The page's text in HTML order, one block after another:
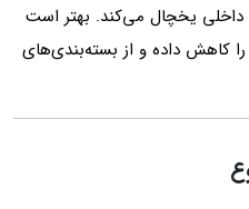
یخچال می‌کند. بهتر است
کاهش داده و از بسته‌بندی‌های